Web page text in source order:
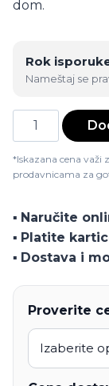
dom.
Rok
Nameštaj se
Fotelja
Anja
količina
*Iskazana cena važi
prodavnicama za
▪️ Naručite
▪️ Platite
▪️ Dostava i
Proverite